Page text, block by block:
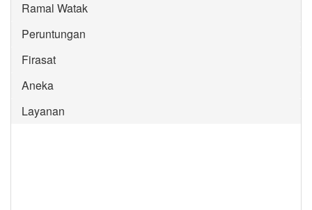
Ramal Watak
Peruntungan
Firasat
Aneka
Layanan